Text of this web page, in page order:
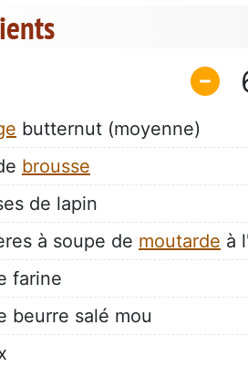
butternut (moyenne)
brousse
de lapin
à soupe de moutarde à
farine
beurre salé mou